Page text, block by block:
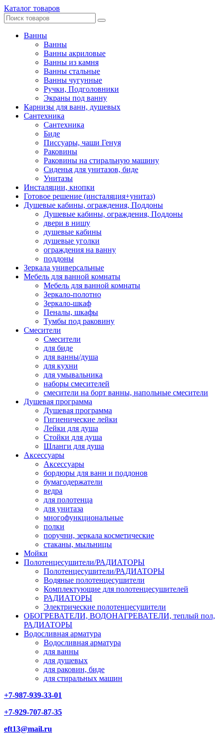
Каталог товаров
Ванны
Ванны
Ванны акриловые
Ванны из камня
Ванны стальные
Ванны чугунные
Ручки, Подголовники
Экраны под ванну
Карнизы для ванн, душевых
Сантехника
Сантехника
Биде
Писсуары, чаши Генуя
Раковины
Раковины на стиральную машину
Сиденья для унитазов, биде
Унитазы
Инсталяции, кнопки
Готовое решение (инсталяция+унитаз)
Душевые кабины, ограждения, Поддоны
Душевые кабины, ограждения, Поддоны
двери в нишу
душевые кабины
душевые уголки
ограждения на ванну
поддоны
Зеркала универсальные
Мебель для ванной комнаты
Мебель для ванной комнаты
Зеркало-полотно
Зеркало-шкаф
Пеналы, шкафы
Тумбы под раковину
Смесители
Смесители
для биде
для ванны/душа
для кухни
для умывальника
наборы смесителей
смесители на борт ванны, напольные смесители
Душевая программа
Душевая программа
Гигиенические лейки
Лейки для душа
Стойки для душа
Шланги для душа
Аксессуары
Аксессуары
бордюры для ванн и поддонов
бумагодержатели
ведра
для полотенца
для унитаза
многофункциональные
полки
поручни, зеркала косметические
стаканы, мыльницы
Мойки
Полотенцесушители/РАДИАТОРЫ
Полотенцесушители/РАДИАТОРЫ
Водяные полотенцесушители
Комплектующие для полотенцесушителей
РАДИАТОРЫ
Электрические полотенцесушители
ОБОГРЕВАТЕЛИ, ВОДОНАГРЕВАТЕЛИ, теплый пол,
РАДИАТОРЫ
Водосливная арматура
Водосливная арматура
для ванны
для душевых
для раковин, биде
для стиральных машин
+7-987-939-33-01
+7-929-707-87-35
eft13@mail.ru